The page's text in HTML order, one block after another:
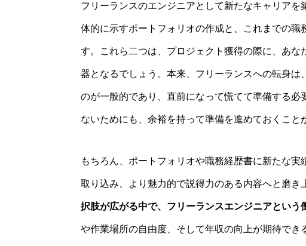
フリーランスのエンジニアとして新たなキャリア
体的に示すポートフォリオの作成と、これまでの
す。これら二つは、プロジェクト獲得の際に、あ
器となるでしょう。本来、フリーランスへの転身
のが一般的であり、直前になって慌てて準備する
ないためにも、余裕を持って準備を進めておくこと
もちろん、ポートフォリオや職務経歴書に新たな
取り込み、より魅力的で説得力のある内容へと磨き
択肢が広がる中で、フリーランスエンジニアという
や作業場所の自由度、そして年収の向上が期待で